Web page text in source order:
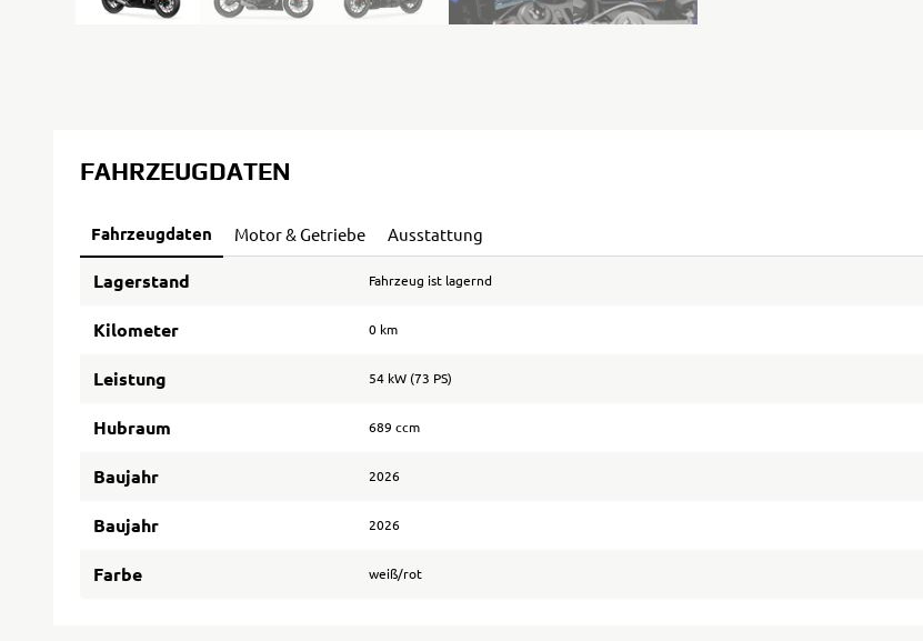
FAHRZEUGDATEN
Fahrzeugdaten Motor & Getriebe Ausstattung
Lagerstand Fahrzeug ist lagernd
Kilometer 0 km
Leistung 54 kW (73 PS)
Hubraum 689 ccm
Baujahr 2026
Baujahr 2026
Farbe weiß/rot